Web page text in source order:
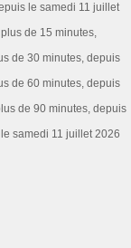
le samedi 11 juillet
de 15 minutes,
de 30 minutes, depuis
de 60 minutes, depuis
de 90 minutes, depuis
samedi 11 juillet 2026